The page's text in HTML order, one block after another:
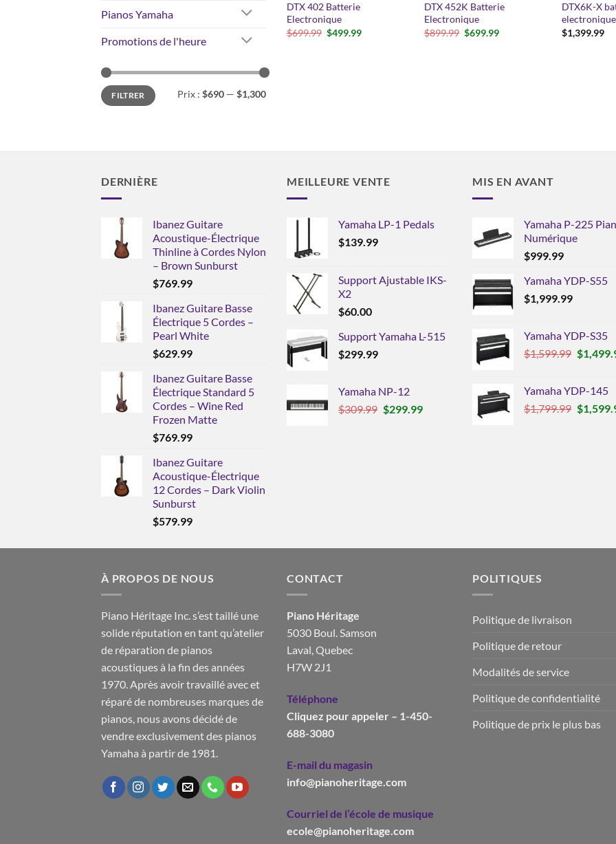
Pianos Yamaha
Promotions de l'heure
Prix
min
Prix
maxFILTRER Prix : $690 — $1,300
DTX 402 Batterie
Electronique
$699.99 Le
$499.99Le
DTX 452K Batterie
Electronique
$899.99 Le
$699.99Le
DTX6K-X
electronique
$1,399.99
DERNIÈRE
Ibanez Guitare
Acoustique-Électrique
Thinline à Cordes Nylon
– Brown Sunburst
$769.99
Ibanez Guitare Basse
Électrique 5 Cordes –
Pearl White
$629.99
Ibanez Guitare Basse
Électrique Standard 5
Cordes – Wine Red
Frozen Matte
$769.99
Ibanez Guitare
Acoustique-Électrique
12 Cordes – Dark Violin
Sunburst
$579.99
MEILLEURE VENTE
Yamaha LP-1 Pedals
$139.99
Support Ajustable IKS-
X2
$60.00
Support Yamaha L-515
$299.99
Yamaha NP-12
$309.99 Le
$299.99Le
MIS EN AVANT
Yamaha P-225
Numérique
$999.99
Yamaha YDP-S55
$1,999.99
Yamaha YDP-S35
$1,599.99 Le
était :
$
Yamaha YDP-145
$1,799.99 Le
$
À PROPOS DE NOUS
Piano Héritage Inc. s’est taillé une
solide réputation en tant qu’atelier
de réparation de pianos
acoustiques à la fin des années
1970. Après avoir travaillé avec et
réparé de nombreuses marques de
pianos, nous avons décidé de
vendre exclusivement des pianos
Yamaha à partir de 1981.
CONTACT
Piano Héritage
5030 Boul. Samson
Laval, Quebec
H7W 2J1
Téléphone
Cliquez pour appeler – 1-450-
688-3080
E-mail du magasin
info@pianoheritage.com
Courriel de l’école de musique
ecole@pianoheritage.com
POLITIQUES
Politique de livraison
Politique de retour
Modalités de service
Politique de confidentialité
Politique de prix le plus bas